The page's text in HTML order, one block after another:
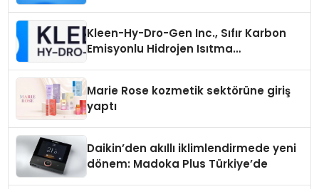
Kleen-Hy-Dro-Gen Inc., Sıfır Karbon
Emisyonlu Hidrojen Isıtma
Marie Rose kozmetik sektörüne giriş
yaptı
Daikin’den akıllı iklimlendirmede yeni
dönem: Madoka Plus Türkiye’de